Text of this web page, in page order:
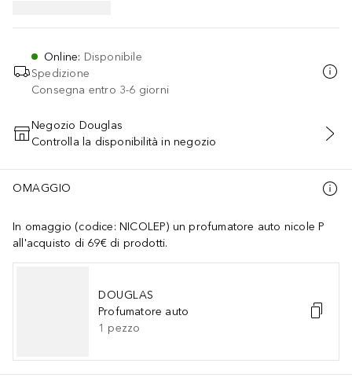
Online: Disponibile
Spedizione
Consegna entro 3-6 giorni
AGGIUNGI AL CARRELLO
Negozio Douglas
Controlla la disponibilità in negozio
OMAGGIO
In omaggio (codice: NICOLEP) un profumatore auto nicole P
all'acquisto di 69€ di prodotti.
DOUGLAS
Profumatore auto
1 pezzo